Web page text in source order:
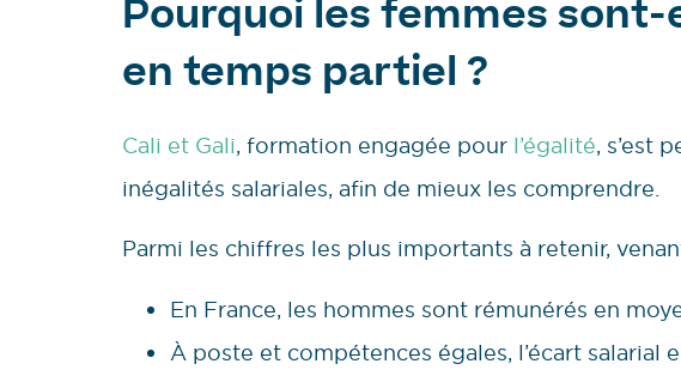
Pourquoi les femmes sont-
en temps partiel ?
Cali et Gali, formation engagée pour l’égalité, s’est
inégalités salariales, afin de mieux les comprendre.
Parmi les chiffres les plus importants à retenir,
En France, les hommes sont rémunérés en
À poste et compétences égales, l’écart salarial